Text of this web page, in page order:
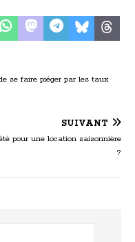
se faire piéger par les taux
SUIVANT
pour une location saisonnière
?